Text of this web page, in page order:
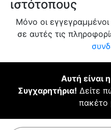
ιστότοπους
Μόνο οι
σε αυτές τις
Αυτή είναι
Συγχαρητήρια! Δείτε
πακέτο